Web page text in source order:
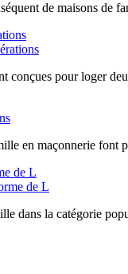
de maisons de
conçues pour loger
en maçonnerie font
de L
dans la catégorie